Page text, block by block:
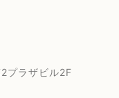
ラザビル2F